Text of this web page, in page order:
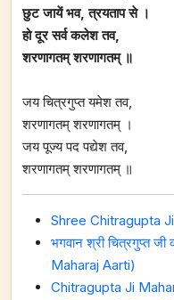
छुट जायें भव, त्रयताप से ।
हो दूर सर्व कलेश तव,
शरणागतम् शरणागतम् ॥
जय चित्रगुप्त यमेश तव,
शरणागतम् शरणागतम् ।
जय पूज्य पद पद्येश तव,
शरणागतम् शरणागतम् ॥
Shree Chitragupta
भगवान श्री चित्रगुप्त
Maharaj Aarti)
Chitragupta Ji